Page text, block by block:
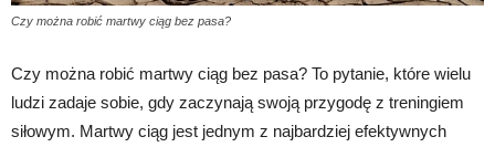
Czy można robić martwy ciąg bez pasa?
Czy można robić martwy ciąg bez pasa? To pytanie, które wielu
ludzi zadaje sobie, gdy zaczynają swoją przygodę z treningiem
siłowym. Martwy ciąg jest jednym z najbardziej efektywnych